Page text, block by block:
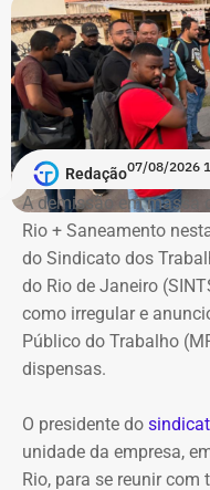
Redação07/08/2026
A demissão em massa
Rio + Saneamento
do Sindicato dos
do Rio de Janeiro
como irregular e
Público do Trabalho
dispensas.
O presidente do
unidade da empresa,
Rio, para se reunir com